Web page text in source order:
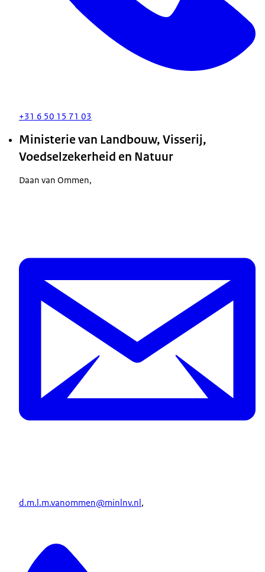
+31 6 50 15 71 03
Ministerie van Landbouw, Visserij,
Voedselzekerheid en Natuur
Daan van Ommen,
d.m.l.m.vanommen@minlnv.nl,